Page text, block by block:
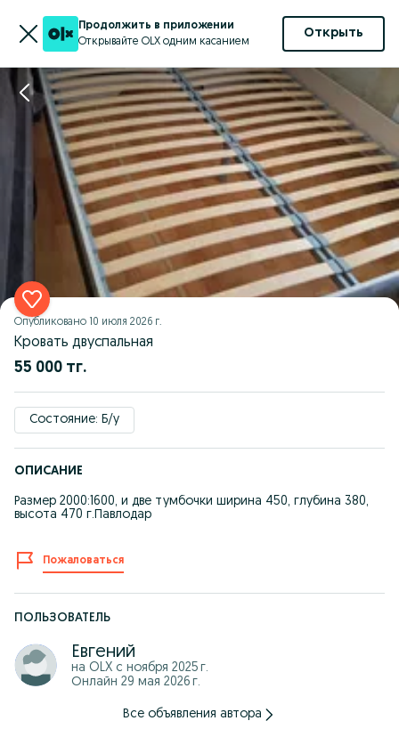
Продолжить в приложении
Открывайте OLX одним касанием
Открыть
Опубликовано 10 июля 2026 г.
Кровать двуспальная
55 000 тг.
Состояние: Б/у
ОПИСАНИЕ
Размер 2000:1600, и две тумбочки ширина 450, глубина 380,
высота 470 г.Павлодар
Пожаловаться
ПОЛЬЗОВАТЕЛЬ
Евгений
на OLX с ноября 2025 г.
Онлайн 29 мая 2026 г.
Все объявления автора